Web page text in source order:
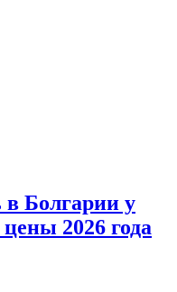
Болгарии у
2026 года